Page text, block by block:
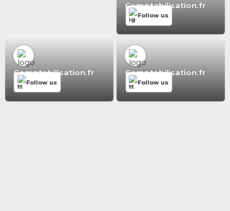
Comptabilisation.fr
Follow us
Comptabilisation.fr
Follow us
Comptabilisation.fr
Follow us